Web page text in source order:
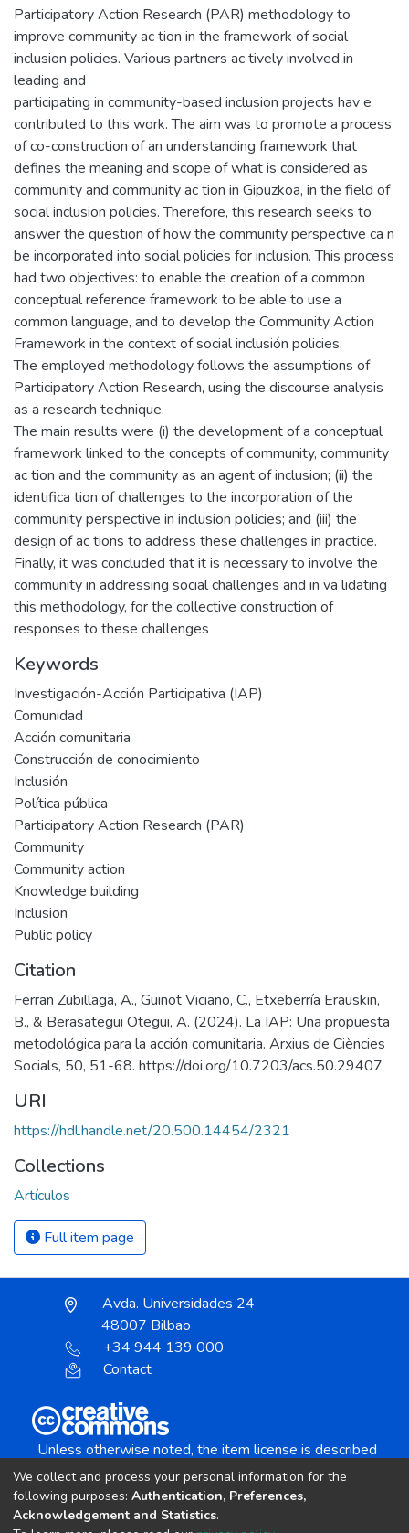
Participatory Action Research (PAR) methodology to
improve community ac tion in the framework of social
inclusion policies. Various partners ac tively involved in
leading and
participating in community-based inclusion projects hav e
contributed to this work. The aim was to promote a process
of co-construction of an understanding framework that
defines the meaning and scope of what is considered as
community and community ac tion in Gipuzkoa, in the field of
social inclusion policies. Therefore, this research seeks to
answer the question of how the community perspective ca n
be incorporated into social policies for inclusion. This process
had two objectives: to enable the creation of a common
conceptual reference framework to be able to use a
common language, and to develop the Community Action
Framework in the context of social inclusión policies.
The employed methodology follows the assumptions of
Participatory Action Research, using the discourse analysis
as a research technique.
The main results were (i) the development of a conceptual
framework linked to the concepts of community, community
ac tion and the community as an agent of inclusion; (ii) the
identifica tion of challenges to the incorporation of the
community perspective in inclusion policies; and (iii) the
design of ac tions to address these challenges in practice.
Finally, it was concluded that it is necessary to involve the
community in addressing social challenges and in va lidating
this methodology, for the collective construction of
responses to these challenges
Keywords
Investigación-Acción Participativa (IAP)
Comunidad
Acción comunitaria
Construcción de conocimiento
Inclusión
Política pública
Participatory Action Research (PAR)
Community
Community action
Knowledge building
Inclusion
Public policy
Citation
Ferran Zubillaga, A., Guinot Viciano, C., Etxeberría Erauskin,
B., & Berasategui Otegui, A. (2024). La IAP: Una propuesta
metodológica para la acción comunitaria. Arxius de Ciències
Socials, 50, 51-68. https://doi.org/10.7203/acs.50.29407
URI
https://hdl.handle.net/20.500.14454/2321
Collections
Artículos
Full item page
Avda. Universidades 24
48007 Bilbao
+34 944 139 000
Contact
Unless otherwise noted, the item license is described
Creative Commons Attribution-NonCommercial-
We collect and process your personal information for the
following purposes: Authentication, Preferences,
Acknowledgement and Statistics.